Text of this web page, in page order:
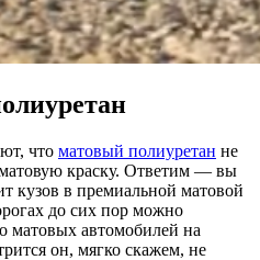
что матовый полиуретан не
краску. Ответим — вы
кузов в премиальной матовой
до сих пор можно
матовых автомобилей на
он, мягко скажем, не